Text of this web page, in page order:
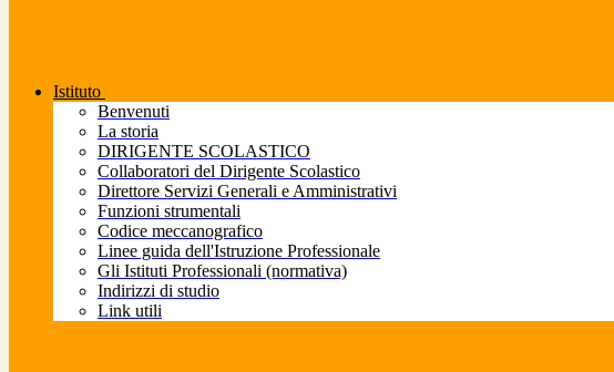
Istituto
Benvenuti
La storia
DIRIGENTE SCOLASTICO
Collaboratori del Dirigente Scolastico
Direttore Servizi Generali e Amministrativi
Funzioni strumentali
Codice meccanografico
Linee guida dell'Istruzione Professionale
Gli Istituti Professionali (normativa)
Indirizzi di studio
Link utili